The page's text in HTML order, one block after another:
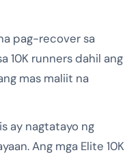
pag-recover sa
10K runners dahil ang
mas maliit na
ay nagtatayo ng
Ang mga Elite 10K